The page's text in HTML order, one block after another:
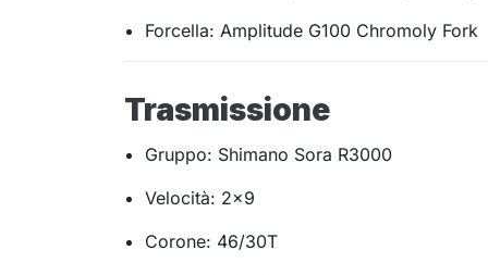
Forcella: Amplitude G100 Chromoly Fork
Trasmissione
Gruppo: Shimano Sora R3000
Velocità: 2×9
Corone: 46/30T